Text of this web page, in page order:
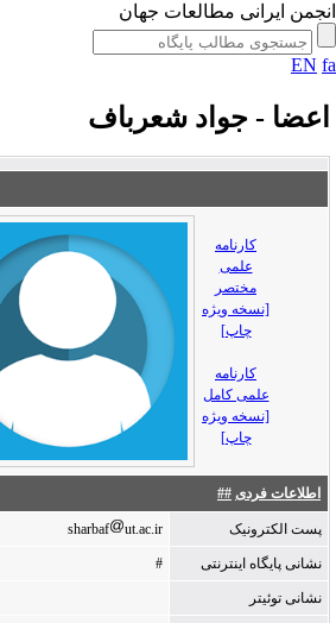
ایرانی مطالعات جهان
EN
- جواد شعرباف
کارنامه
علمی
مختصر
[نسخه ویژه
چاپ]
کارنامه
علمی کامل
[نسخه ویژه
چاپ]
اطلاعات فردی ##
پست الکترونیک sharbaf ut.ac.ir
نشانى پایگاه اینترنتى
نشانی توئیتر